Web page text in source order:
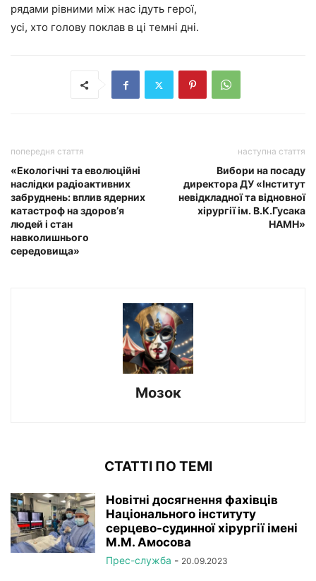
рядами рівними між нас ідуть герої,
усі, хто голову поклав в ці темні дні.
попередня стаття
«Екологічні та еволюційні
наслідки радіоактивних
забруднень: вплив ядерних
катастроф на здоров’я
людей і стан
навколишнього
середовища»
наступна стаття
Вибори на посаду
директора ДУ «Інститут
невідкладної та відновної
хірургії ім. В.К.Гусака
НАМН»
Мозок
СТАТТІ ПО ТЕМІ
Новітні досягнення фахівців
Національного інституту
серцево-судинної хірургії імeні
М.М. Амосова
Прес-служба - 20.09.2023